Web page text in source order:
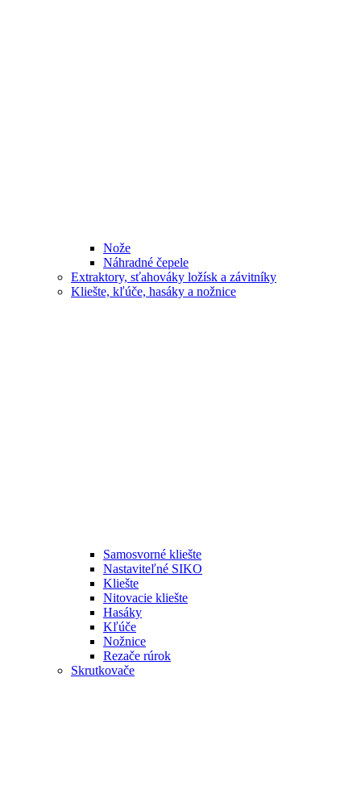
Nože
Náhradné čepele
Extraktory, sťahováky ložísk a závitníky
Kliešte, kľúče, hasáky a nožnice
Samosvorné kliešte
Nastaviteľné SIKO
Kliešte
Nitovacie kliešte
Hasáky
Kľúče
Nožnice
Rezače rúrok
Skrutkovače